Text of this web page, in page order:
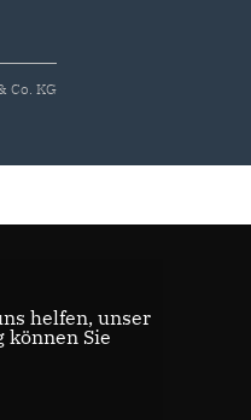
Co. KG
helfen, unser
Sie